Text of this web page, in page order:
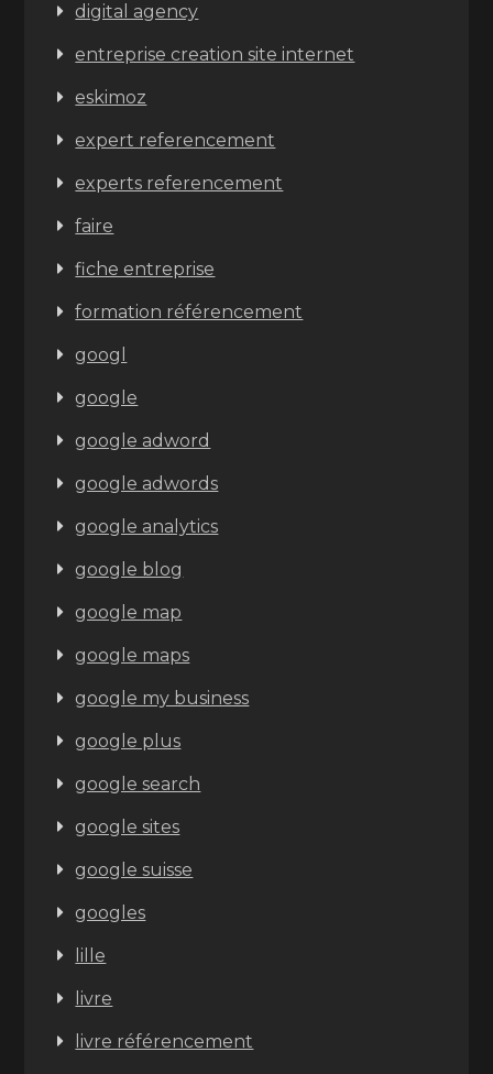
digital agency
entreprise creation site internet
eskimoz
expert referencement
experts referencement
faire
fiche entreprise
formation référencement
googl
google
google adword
google adwords
google analytics
google blog
google map
google maps
google my business
google plus
google search
google sites
google suisse
googles
lille
livre
livre référencement